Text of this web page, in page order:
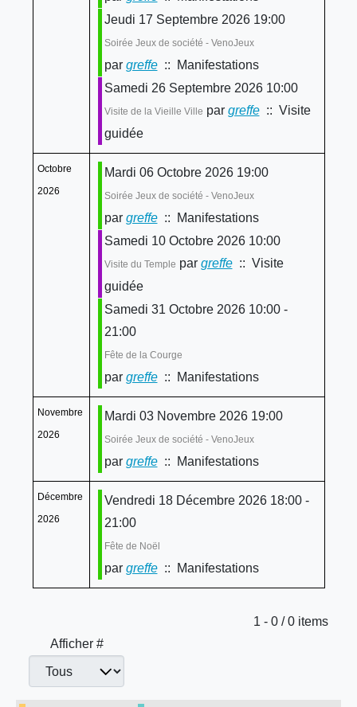
Jeudi 17 Septembre 2026 19:00
Soirée Jeux de société - VenoJeux
par greffe:: Manifestations
Samedi 26 Septembre 2026 10:00
Visite de la Vieille Ville par greffe:: Visite
guidée
Octobre
2026
Mardi 06 Octobre 2026 19:00
Soirée Jeux de société - VenoJeux
par greffe:: Manifestations
Samedi 10 Octobre 2026 10:00
Visite du Temple par greffe:: Visite
guidée
Samedi 31 Octobre 2026 10:00 -
21:00
Fête de la Courge
par greffe:: Manifestations
Novembre
2026
Mardi 03 Novembre 2026 19:00
Soirée Jeux de société - VenoJeux
par greffe:: Manifestations
Décembre
2026
Vendredi 18 Décembre 2026 18:00 -
21:00
Fête de Noël
par greffe:: Manifestations
Limite de la pagination
1 - 0 / 0 items
Afficher #